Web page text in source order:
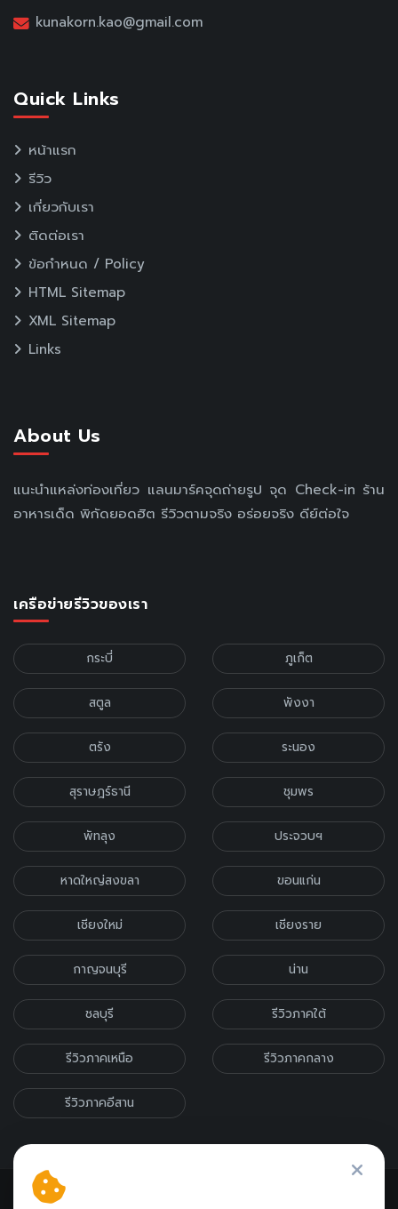
kunakorn.kao@gmail.com
Quick Links
หน้าแรก
รีวิว
เกี่ยวกับเรา
ติดต่อเรา
ข้อกำหนด / Policy
HTML Sitemap
XML Sitemap
Links
About Us
แนะนำแหล่งท่องเที่ยว แลนมาร์คจุดถ่ายรูป จุด Check-in ร้าน
อาหารเด็ด พิกัดยอดฮิต รีวิวตามจริง อร่อยจริง ดีย์ต่อใจ
เครือข่ายรีวิวของเรา
กระบี่ ภูเก็ต
สตูล พังงา
ตรัง ระนอง
สุราษฎร์ธานี ชุมพร
พัทลุง ประจวบฯ
หาดใหญ่สงขลา ขอนแก่น
เชียงใหม่ เชียงราย
กาญจนบุรี น่าน
ชลบุรี รีวิวภาคใต้
รีวิวภาคเหนือ รีวิวภาคกลาง
รีวิวภาคอีสาน